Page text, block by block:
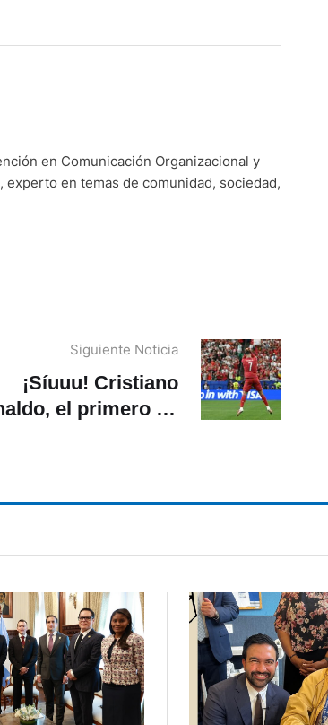
en Comunicación Organizacional y
en temas de comunidad, sociedad,
Siguiente Noticia
¡Síuuu! Cristiano
el primero en